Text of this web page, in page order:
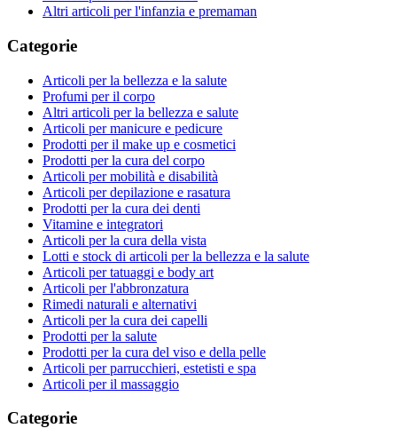
Altri articoli per l'infanzia e premaman
Categorie
Articoli per la bellezza e la salute
Profumi per il corpo
Altri articoli per la bellezza e salute
Articoli per manicure e pedicure
Prodotti per il make up e cosmetici
Prodotti per la cura del corpo
Articoli per mobilità e disabilità
Articoli per depilazione e rasatura
Prodotti per la cura dei denti
Vitamine e integratori
Articoli per la cura della vista
Lotti e stock di articoli per la bellezza e la salute
Articoli per tatuaggi e body art
Articoli per l'abbronzatura
Rimedi naturali e alternativi
Articoli per la cura dei capelli
Prodotti per la salute
Prodotti per la cura del viso e della pelle
Articoli per parrucchieri, estetisti e spa
Articoli per il massaggio
Categorie